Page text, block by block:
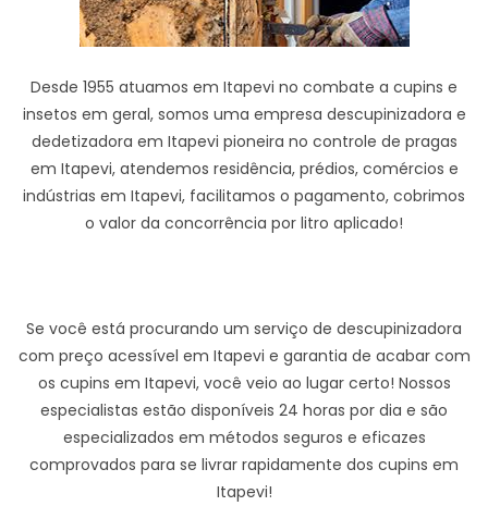
Desde 1955 atuamos em Itapevi no combate a cupins e
insetos em geral, somos uma empresa descupinizadora e
dedetizadora em Itapevi pioneira no controle de pragas
em Itapevi, atendemos residência, prédios, comércios e
indústrias em Itapevi, facilitamos o pagamento, cobrimos
o valor da concorrência por litro aplicado!
Se você está procurando um serviço de descupinizadora
com preço acessível em Itapevi e garantia de acabar com
os cupins em Itapevi, você veio ao lugar certo! Nossos
especialistas estão disponíveis 24 horas por dia e são
especializados em métodos seguros e eficazes
comprovados para se livrar rapidamente dos cupins em
Itapevi!